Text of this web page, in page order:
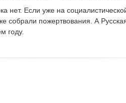
нет. Если уже на
собрали пожертвования. А
году.